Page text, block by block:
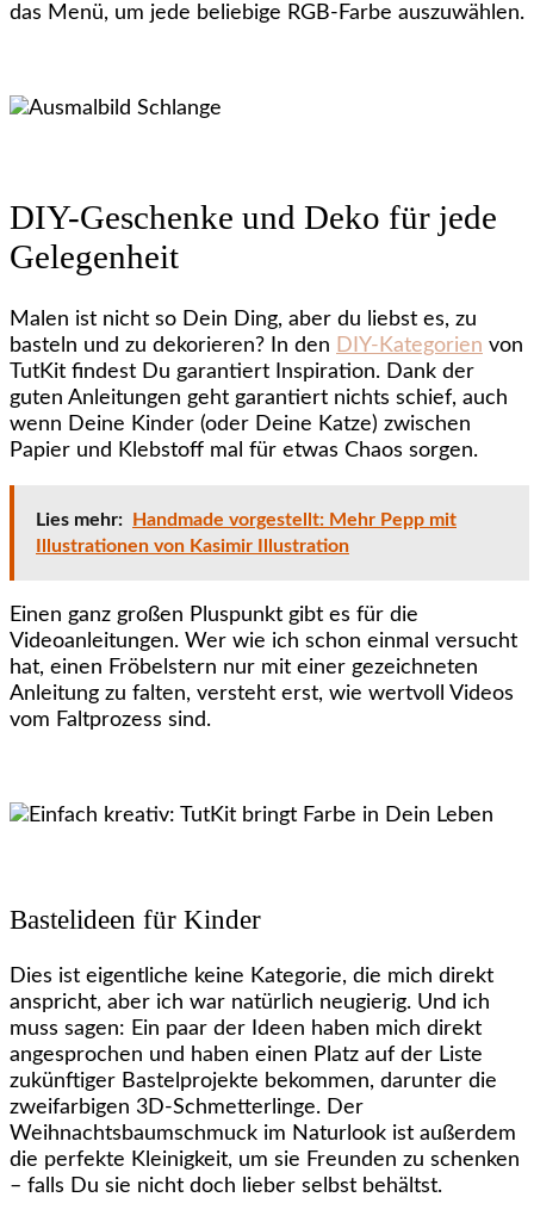
das Menü, um jede beliebige RGB-Farbe auszuwählen.
DIY-Geschenke und Deko für jede
Gelegenheit
Malen ist nicht so Dein Ding, aber du liebst es, zu
basteln und zu dekorieren? In den DIY-Kategorien von
TutKit findest Du garantiert Inspiration. Dank der
guten Anleitungen geht garantiert nichts schief, auch
wenn Deine Kinder (oder Deine Katze) zwischen
Papier und Klebstoff mal für etwas Chaos sorgen.
Lies mehr: Handmade vorgestellt: Mehr Pepp mit
Illustrationen von Kasimir Illustration
Einen ganz großen Pluspunkt gibt es für die
Videoanleitungen. Wer wie ich schon einmal versucht
hat, einen Fröbelstern nur mit einer gezeichneten
Anleitung zu falten, versteht erst, wie wertvoll Videos
vom Faltprozess sind.
Bastelideen für Kinder
Dies ist eigentliche keine Kategorie, die mich direkt
anspricht, aber ich war natürlich neugierig. Und ich
muss sagen: Ein paar der Ideen haben mich direkt
angesprochen und haben einen Platz auf der Liste
zukünftiger Bastelprojekte bekommen, darunter die
zweifarbigen 3D-Schmetterlinge. Der
Weihnachtsbaumschmuck im Naturlook ist außerdem
die perfekte Kleinigkeit, um sie Freunden zu schenken
– falls Du sie nicht doch lieber selbst behältst.